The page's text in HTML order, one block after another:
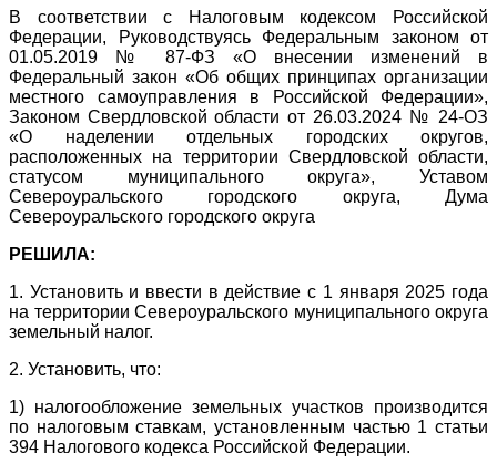
В соответствии с Налоговым кодексом Российской
Федерации, Руководствуясь Федеральным законом от
01.05.2019 № 87-ФЗ «О внесении изменений в
Федеральный закон «Об общих принципах организации
местного самоуправления в Российской Федерации»,
Законом Свердловской области от 26.03.2024 № 24-ОЗ
«О наделении отдельных городских округов,
расположенных на территории Свердловской области,
статусом муниципального округа», Уставом
Североуральского городского округа, Дума
Североуральского городского округа
РЕШИЛА:
1. Установить и ввести в действие с 1 января 2025 года
на территории Североуральского муниципального округа
земельный налог.
2. Установить, что:
1) налогообложение земельных участков производится
по налоговым ставкам, установленным частью 1 статьи
394 Налогового кодекса Российской Федерации.